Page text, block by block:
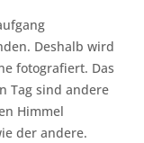
Deshalb wird
fotografiert. Das
Tag sind andere
Himmel
der andere.